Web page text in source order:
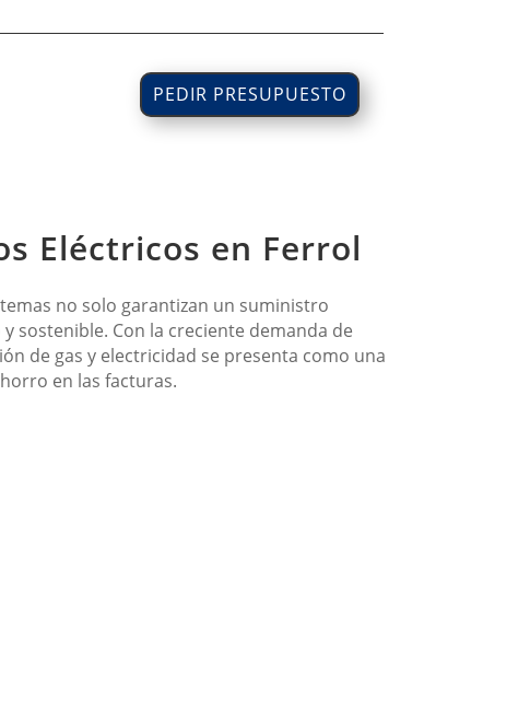
PEDIR PRESUPUESTO
Eléctricos en Ferrol
no solo garantizan un suministro
sostenible. Con la creciente demanda de
de gas y electricidad se presenta como una
en las facturas.